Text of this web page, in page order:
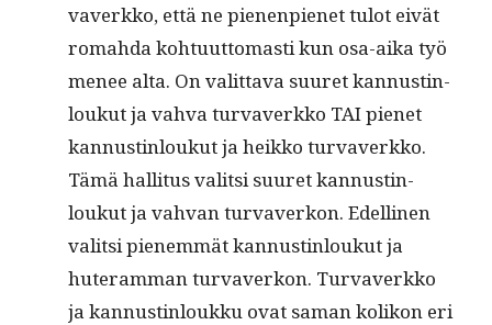
vaverkko, että ne pienen­pienet tulot eivät
rom­ah­da kohtu­ut­tomasti kun osa-aika työ
menee alta. On valit­ta­va suuret kan­nustin­
loukut ja vah­va tur­vaverkko TAI pienet
kan­nustin­loukut ja heikko tur­vaverkko.
Tämä hal­li­tus val­it­si suuret kan­nustin­
loukut ja vah­van tur­vaverkon. Edelli­nen
val­it­si pienem­mät kan­nustin­loukut ja
huter­am­man tur­vaverkon. Tur­vaverkko
ja kan­nustin­loukku ovat saman kolikon eri